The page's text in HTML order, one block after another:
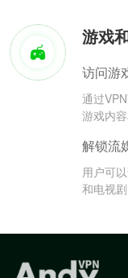
游戏
访问游
通过
游戏内
解锁流
用户可
和电视剧